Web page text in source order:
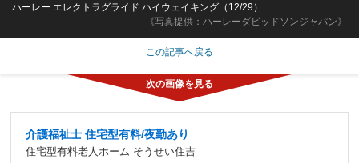
《写真提供：ハーレーダビッドソンジャパン》
ハーレー エレクトラグライド ハイウェイキング（12/29）
この記事へ戻る
介護福祉士 住宅型有料/夜勤あり
住宅型有料老人ホーム そうせい住吉